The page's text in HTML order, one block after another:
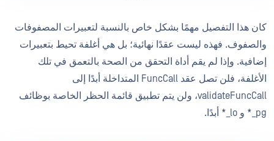
كان هذا التفصيل مهمًا بشكل خاص بالنسبة لتعبيرات المصفوفات
والصفوف. فهذه ليست عقدًا نهائية؛ بل هي أغلفة تحيط بتعبيرات
إضافية. وإذا لم يقم أداة التحقق من الصحة بالتعمق في تلك
الأغلفة، فلن تصل عقد FuncCall المتداخلة أبدًا إلى
validateFuncCall، ولن يتم تطبيق قائمة الحظر الخاصة بوظائف
pg_* و lo_* أبدًا.